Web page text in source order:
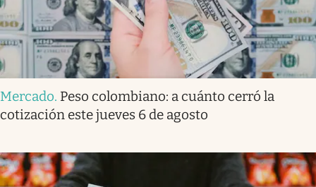
Mercado. Peso colombiano: a cuánto cerró la
cotización este jueves 6 de agosto